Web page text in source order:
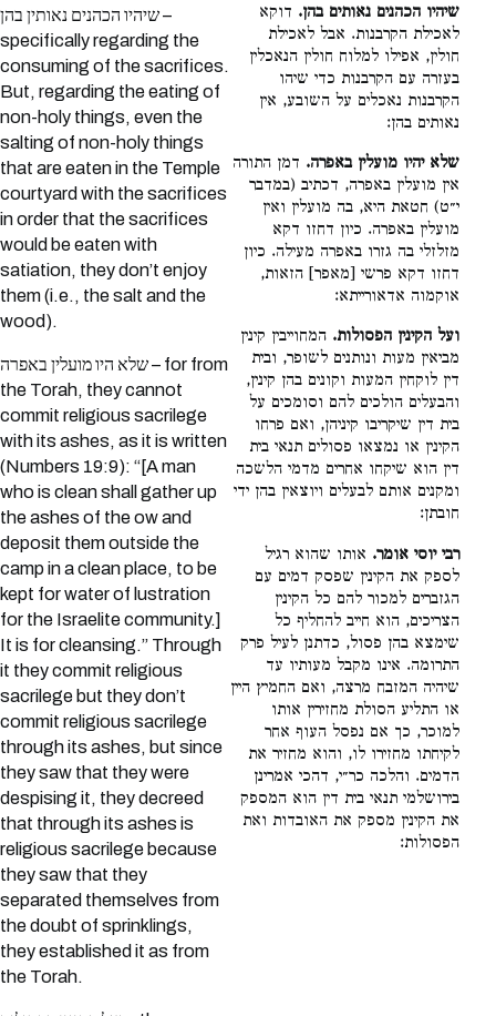
שיהיו הכהנים נאותין בהן –
specifically regarding the
consuming of the sacrifices.
But, regarding the eating of
non-holy things, even the
salting of non-holy things
that are eaten in the Temple
courtyard with the sacrifices
in order that the sacrifices
would be eaten with
satiation, they don’t enjoy
them (i.e., the salt and the
wood).
שלא היו מועלין באפרה – for from
the Torah, they cannot
commit religious sacrilege
with its ashes, as it is written
(Numbers 19:9): “[A man
who is clean shall gather up
the ashes of the ow and
deposit them outside the
camp in a clean place, to be
kept for water of lustration
for the Israelite community.]
It is for cleansing.” Through
it they commit religious
sacrilege but they don’t
commit religious sacrilege
through its ashes, but since
they saw that they were
despising it, they decreed
that through its ashes is
religious sacrilege because
they saw that they
separated themselves from
the doubt of sprinklings,
they established it as from
the Torah.
שיהיו הכהנים נאותים בהן. דוקא
לאכילת הקרבנות. אבל לאכילת
חולין, אפילו למלוח חולין הנאכלין
בעזרה עם הקרבנות כדי שיהו
הקרבנות נאכלים על השובע, אין
נאותים בהן:
שלא יהיו מועלין באפרה. דמן התורה
אין מועלין באפרה, דכתיב (במדבר
י״ט) חטאת היא, בה מועלין ואין
מועלין באפרה. כיון דחזו דקא
מזלזלי בה גזרו באפרה מעילה. כיון
דחזו דקא פרשי [מאפר] הזאות,
אוקמוה אדאורייתא:
ועל הקינין הפסולות. המחוייבין קינין
מביאין מעות ונותנים לשופר, ובית
דין לוקחין המעות וקונים בהן קינין,
והבעלים הולכים להם וסומכים על
בית דין שיקריבו קיניהן, ואם פרחו
הקינין או נמצאו פסולים תנאי בית
דין הוא שיקחו אחרים מדמי הלשכה
ומקנים אותם לבעלים ויוצאין בהן ידי
חובתן:
רבי יוסי אומר. אותו שהוא רגיל
לספק את הקינין שפסק דמים עם
הגזברים למכור להם כל הקינין
הצריכים, הוא חייב להחליף כל
שימצא בהן פסול, כדתנן לעיל פרק
התרומה. אינו מקבל מעותיו עד
שיהיה המזבח מרצה, ואם החמיץ היין
או התליע הסולת מחזירין אותו
למוכר, כך אם נפסל העוף אחר
לקיחתו מחזירו לו, והוא מחזיר את
הדמים. והלכה כר״י, דהכי אמרינן
בירושלמי תנאי בית דין הוא המספק
את הקינין מספק את האובדות ואת
הפסולות: